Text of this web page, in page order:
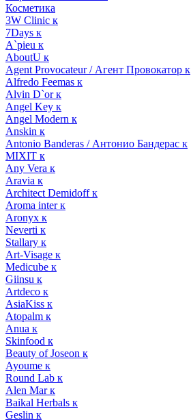
Косметика
3W Clinic к
7Days к
A`pieu к
AboutU к
Agent Provocateur / Агент Провокатор к
Alfredo Feemas к
Alvin D`or к
Angel Key к
Angel Modern к
Anskin к
Antonio Banderas / Антонио Бандерас к
MIXIT к
Any Vera к
Aravia к
Architect Demidoff к
Aroma inter к
Aronyx к
Neverti к
Stallary к
Art-Visage к
Medicube к
Giinsu к
Artdeco к
AsiaKiss к
Atopalm к
Anua к
Skinfood к
Beauty of Joseon к
Ayoume к
Round Lab к
Alen Mar к
Baikal Herbals к
Geslin к